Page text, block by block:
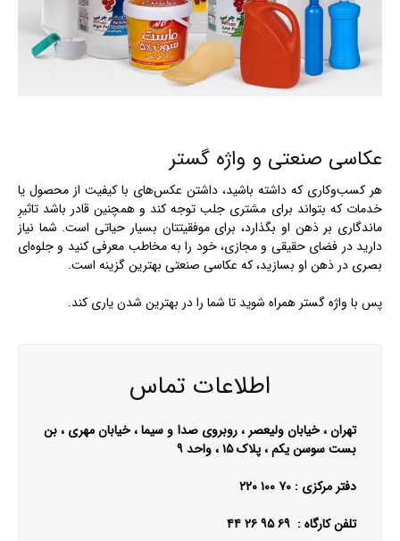
عکاسی صنعتی و واژه گستر
هر کسب‌وکاری که داشته باشید، داشتن عکس‌های با کیفیت از محصول یا
خدمات که بتواند برای مشتری جلب توجه کند و همچنین قادر باشد تاثیرِ
ماندگاری بر ذهن او بگذارد، برای موفقیتتان بسیار حیاتی است. شما نیاز
دارید در فضای حقیقی و مجازی، خود را به مخاطب معرفی کنید و جلوه‌ای
بصری در ذهن او بسازید، که عکاسی صنعتی بهترین گزینه است.
پس با واژه گستر همراه شوید تا شما را در بهترین شدن یاری کند.
اطلاعات تماس
تهران ، خیابان ولیعصر ، روبروی صدا و سیما ، خیابان مهری ، بن
بست سوسن یکم ، پلاک ۱۵ ، واحد ۹
دفتر مرکزی : ۷۰ ۱۰۰ ۲۲۰
تلفن کارگاه : ۶۹ ۹۵ ۲۶ ۴۴